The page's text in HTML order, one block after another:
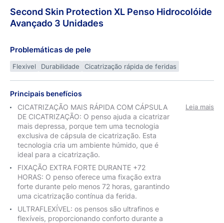
Second Skin Protection XL Penso Hidrocolóide
Avançado 3 Unidades
Problemáticas de pele
Flexivel Durabilidade Cicatrização rápida de feridas
Principais benefícios
CICATRIZAÇÃO MAIS RÁPIDA COM CÁPSULA
DE CICATRIZAÇÃO: O penso ajuda a cicatrizar
mais depressa, porque tem uma tecnologia
exclusiva de cápsula de cicatrização. Esta
tecnologia cria um ambiente húmido, que é
ideal para a cicatrização.
FIXAÇÃO EXTRA FORTE DURANTE +72
HORAS: O penso oferece uma fixação extra
forte durante pelo menos 72 horas, garantindo
uma cicatrização contínua da ferida.
ULTRAFLEXÍVEL: os pensos são ultrafinos e
flexíveis, proporcionando conforto durante a
Leia mais